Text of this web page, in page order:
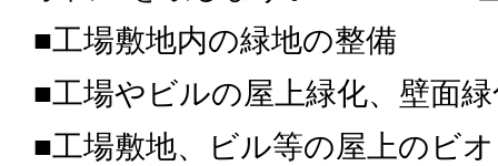
■工場敷地内の緑地の整備
■工場やビルの屋上緑化、壁面
■工場敷地、ビル等の屋上のビ